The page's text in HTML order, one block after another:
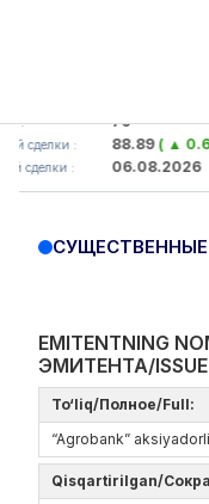
79
сделки : 88.89( ▲ 0.6 )
сделки : 06.08.2026
EMITENTNING
ЭМИТЕНТА/
To‘liq/Полное/Full:
“Agrobank”
Qisqartirilgan/